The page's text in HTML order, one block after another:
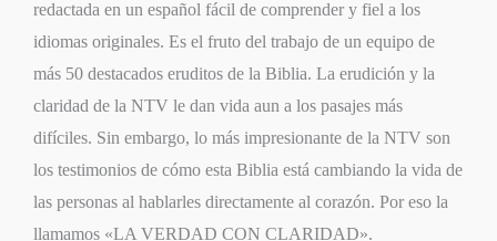
redactada en un español fácil de comprender y fiel a los
idiomas originales. Es el fruto del trabajo de un equipo de
más 50 destacados eruditos de la Biblia. La erudición y la
claridad de la NTV le dan vida aun a los pasajes más
difíciles. Sin embargo, lo más impresionante de la NTV son
los testimonios de cómo esta Biblia está cambiando la vida de
las personas al hablarles directamente al corazón. Por eso la
llamamos «LA VERDAD CON CLARIDAD».